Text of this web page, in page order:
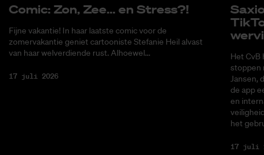
Co­mic: Zon, Zee... en Stress?!
Fijne vakantie! In haar laatste comic voor de
zomervakantie geniet cartooniste Stefanie Heil alvast
van haar welverdiende rust. Alhoewel...
17 juli 2026
Het CvB
stoppen
Jansen,
de app
en
het
17 juli